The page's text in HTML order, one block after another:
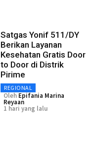
Satgas Yonif 511/DY
Berikan Layanan
Kesehatan Gratis Door
to Door di Distrik
Pirime
REGIONAL
Oleh Epifania Marina
Reyaan
1 hari yang lalu